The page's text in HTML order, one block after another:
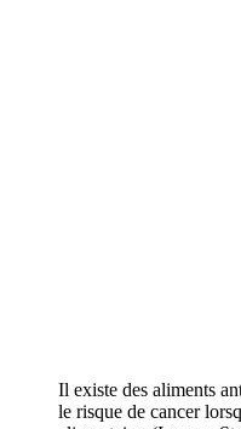
Il existe des aliments
le risque de cancer